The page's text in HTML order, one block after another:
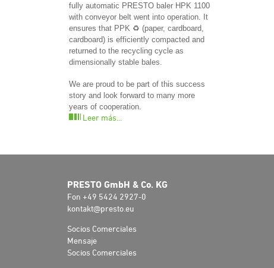
fully automatic PRESTO baler HPK 1100
with conveyor belt went into operation. It
ensures that PPK ♻️ (paper, cardboard,
cardboard) is efficiently compacted and
returned to the recycling cycle as
dimensionally stable bales.
We are proud to be part of this success
story and look forward to many more
years of cooperation.
Leer más...
PRESTO GmbH & Co. KG
Fon +49 5424 2927-0
kontakt@presto.eu
Socios Comerciales
Mensaje
Socios Comerciales